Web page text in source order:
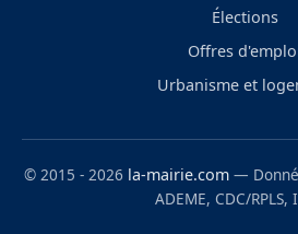
Élections
Offres
Urbanisme et
© 2015 - 2026 la-mairie.com —
ADEME, CDC/RPLS,